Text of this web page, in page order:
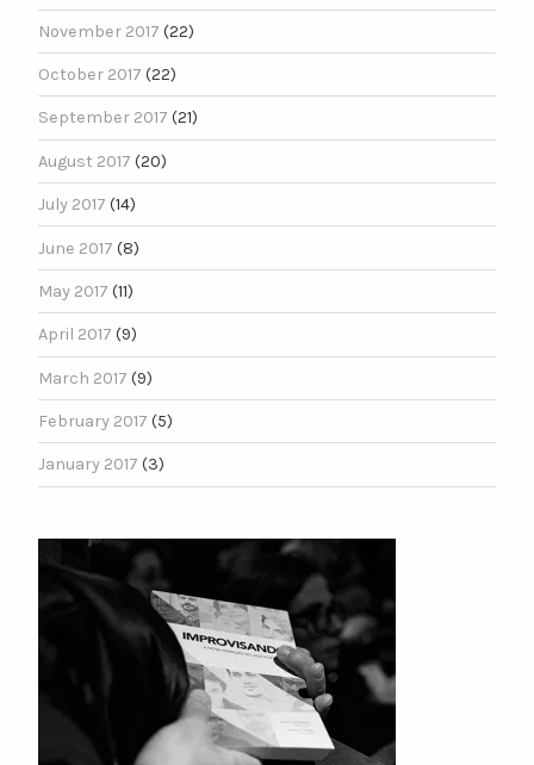
November 2017 (22)
October 2017 (22)
September 2017 (21)
August 2017 (20)
July 2017 (14)
June 2017 (8)
May 2017 (11)
April 2017 (9)
March 2017 (9)
February 2017 (5)
January 2017 (3)